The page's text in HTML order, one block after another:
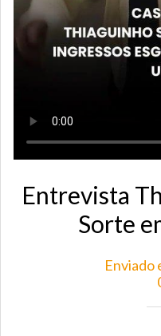
Entrevista
Sorte
Enviado